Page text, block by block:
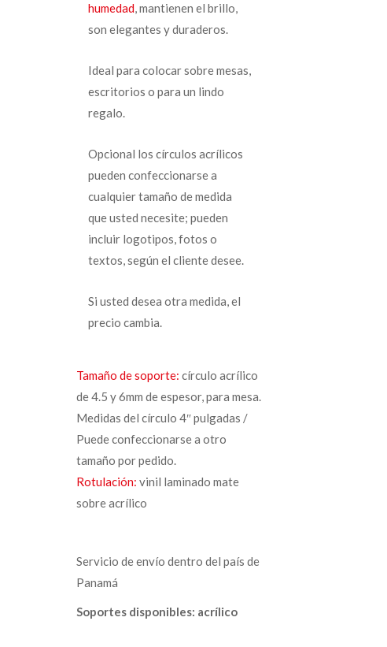
humedad, mantienen el brillo,
son elegantes y duraderos.
Ideal para colocar sobre mesas,
escritorios o para un lindo
regalo.
Opcional los círculos acrílicos
pueden confeccionarse a
cualquier tamaño de medida
que usted necesite; pueden
incluir logotipos, fotos o
textos, según el cliente desee.
Si usted desea otra medida, el
precio cambia.
Tamaño de soporte: círculo acrílico
de 4.5 y 6mm de espesor, para mesa.
Medidas del círculo 4″ pulgadas /
Puede confeccionarse a otro
tamaño por pedido.
Rotulación: vinil laminado mate
sobre acrílico
Servicio de envío dentro del país de
Panamá
Soportes disponibles: acrílico